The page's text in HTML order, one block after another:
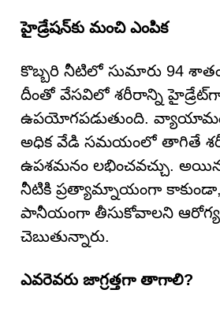
హైడ్రేషన్‌కు మంచి ఎంపిక
కొబ్బరి నీటిలో సుమారు 94 శాతం
దీంతో వేసవిలో శరీరాన్ని
ఉపయోగపడుతుంది.
అధిక వేడి సమయంలో తాగితే
ఉపశమనం లభించవచ్చు.
నీటికి ప్రత్యామ్నాయంగా
పానీయంగా తీసుకోవాలని ఆరోగ్య
చెబుతున్నారు.
ఎవరెవరు జాగ్రత్తగా తాగాలి?